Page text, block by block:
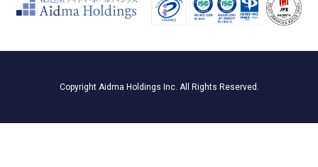
Copyright Aidma Holdings Inc. All Rights Reserved.